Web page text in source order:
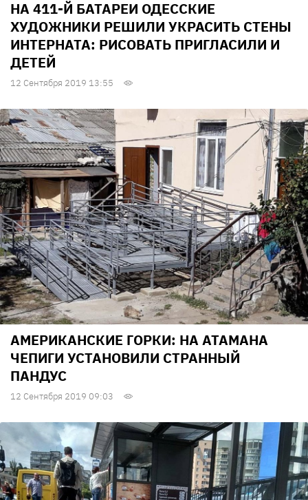
НА 411-Й БАТАРЕИ ОДЕССКИЕ
ХУДОЖНИКИ РЕШИЛИ УКРАСИТЬ СТЕНЫ
ИНТЕРНАТА: РИСОВАТЬ ПРИГЛАСИЛИ И
ДЕТЕЙ
12 Сентября 2019 13:55
АМЕРИКАНСКИЕ ГОРКИ: НА АТАМАНА
ЧЕПИГИ УСТАНОВИЛИ СТРАННЫЙ
ПАНДУС
12 Сентября 2019 09:03